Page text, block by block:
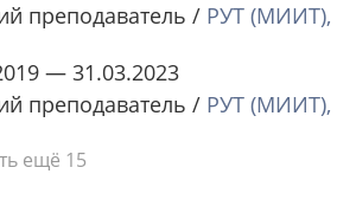
преподаватель / РУТ (МИИТ),
— 31.03.2023
преподаватель / РУТ (МИИТ),
ещё 15